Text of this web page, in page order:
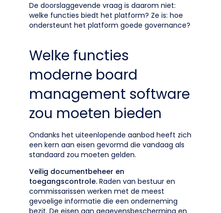
De doorslaggevende vraag is daarom niet:
welke functies biedt het platform? Ze is: hoe
ondersteunt het platform goede governance?
Welke functies
moderne board
management software
zou moeten bieden
Ondanks het uiteenlopende aanbod heeft zich
een kern aan eisen gevormd die vandaag als
standaard zou moeten gelden.
Veilig documentbeheer en
toegangscontrole. Raden van bestuur en
commissarissen werken met de meest
gevoelige informatie die een onderneming
bezit. De eisen aan gegevensbescherming en